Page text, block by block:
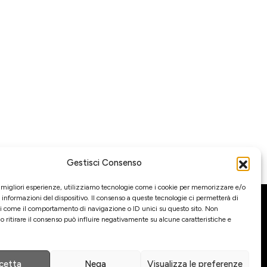
Gestisci Consenso
migliori esperienze, utilizziamo tecnologie come i cookie per memorizzare e/o
informazioni del dispositivo. Il consenso a queste tecnologie ci permetterà di
come il comportamento di navigazione o ID unici su questo sito. Non
ritirare il consenso può influire negativamente su alcune caratteristiche e
Nega Visualizza le preferenze
Gestione
comunicazione ed eventi